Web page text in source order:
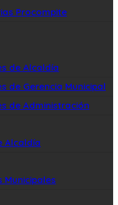
Procompite
de Alcaldía
de Gerencia Municipal
de Administración
Alcaldía
Municipales